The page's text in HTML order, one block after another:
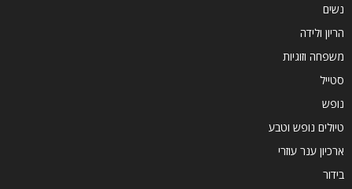
נשים
הריון ולידה
משפחה וזוגיות
סטייל
נופש
טיולים נופש וטבע
ארכיון ענר עוזרי
בידור